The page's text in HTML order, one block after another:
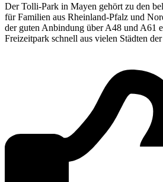
Der Tolli-Park in Mayen gehört zu den
für Familien aus Rheinland-Pfalz und
der guten Anbindung über A48 und A61
Freizeitpark schnell aus vielen Städten